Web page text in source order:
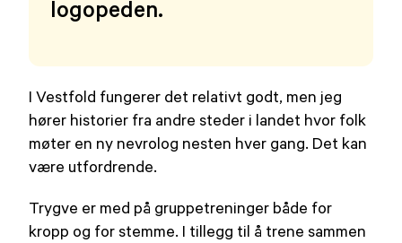
logopeden.
I Vestfold fungerer det relativt godt, men jeg
hører historier fra andre steder i landet hvor folk
møter en ny nevrolog nesten hver gang. Det kan
være utfordrende.
Trygve er med på gruppetreninger både for
kropp og for stemme. I tillegg til å trene sammen